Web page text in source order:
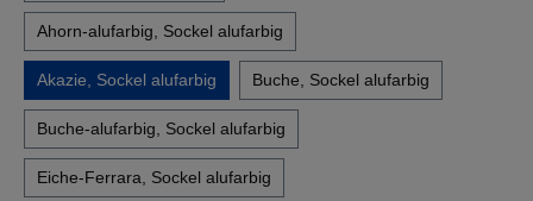
Ahorn-alufarbig, Sockel alufarbig
Akazie, Sockel alufarbig Buche, Sockel alufarbig
Buche-alufarbig, Sockel alufarbig
Eiche-Ferrara, Sockel alufarbig